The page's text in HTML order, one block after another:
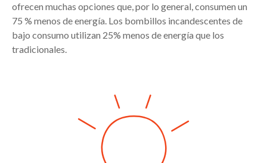
ofrecen muchas opciones que, por lo general, consumen un
75 % menos de energía. Los bombillos incandescentes de
bajo consumo utilizan 25% menos de energía que los
tradicionales.